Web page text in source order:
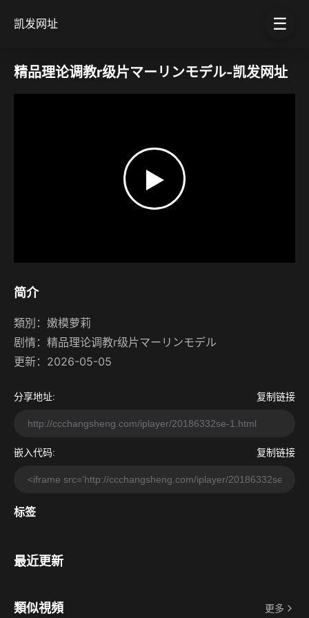
凯发网址 ☰
精品理论调教r级片マーリンモデル-凯发网址
▶
简介
類別： 嫩模萝莉
剧情： 精品理论调教r级片マーリンモデル
更新：2026-05-05
分享地址: 复制链接
嵌入代码: 复制链接
标签
最近更新
類似視頻 更多